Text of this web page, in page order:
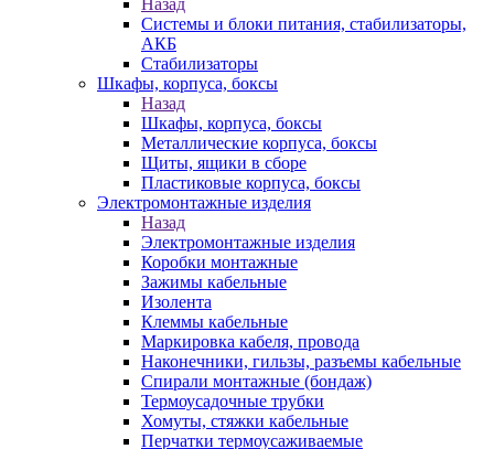
Назад
Системы и блоки питания, стабилизаторы,
АКБ
Стабилизаторы
Шкафы, корпуса, боксы
Назад
Шкафы, корпуса, боксы
Металлические корпуса, боксы
Щиты, ящики в сборе
Пластиковые корпуса, боксы
Электромонтажные изделия
Назад
Электромонтажные изделия
Коробки монтажные
Зажимы кабельные
Изолента
Клеммы кабельные
Маркировка кабеля, провода
Наконечники, гильзы, разъемы кабельные
Спирали монтажные (бондаж)
Термоусадочные трубки
Хомуты, стяжки кабельные
Перчатки термоусаживаемые